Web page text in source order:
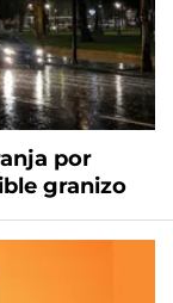
por
granizo